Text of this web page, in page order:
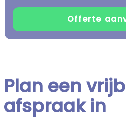
Plan een
afspraak in